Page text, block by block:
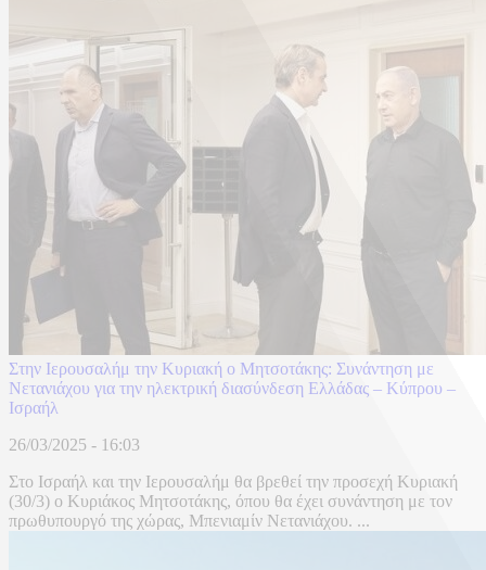
Στην Ιερουσαλήμ την Κυριακή ο Μητσοτάκης: Συνάντηση με
Νετανιάχου για την ηλεκτρική διασύνδεση Ελλάδας – Κύπρου –
Ισραήλ
26/03/2025 - 16:03
Στο Ισραήλ και την Ιερουσαλήμ θα βρεθεί την προσεχή Κυριακή
(30/3) ο Κυριάκος Μητσοτάκης, όπου θα έχει συνάντηση με τον
πρωθυπουργό της χώρας, Μπενιαμίν Νετανιάχου. ...